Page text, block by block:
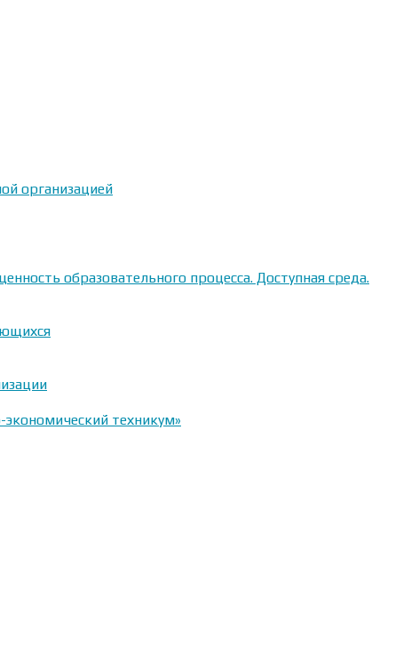
организацией
образовательного процесса. Доступная среда.
техникум»